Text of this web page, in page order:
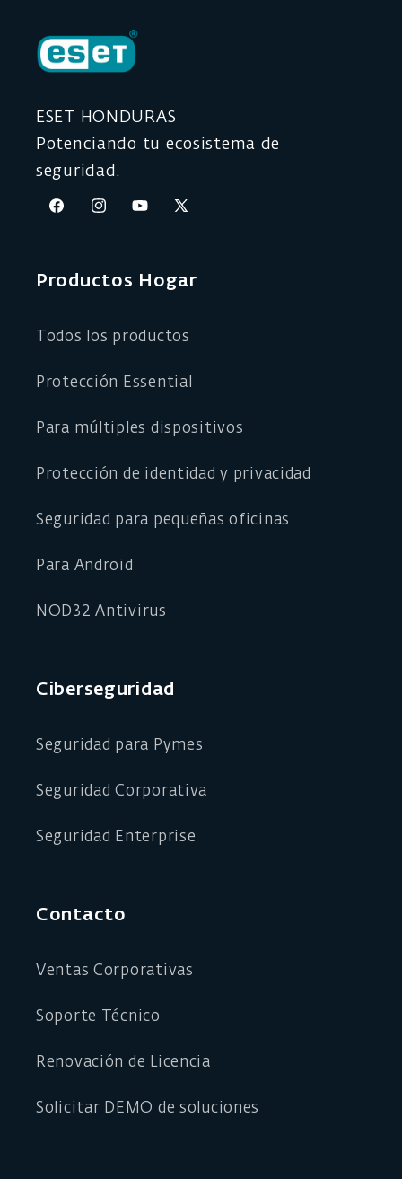
ESET HONDURAS
Potenciando tu ecosistema de
seguridad.
FacebookInstagramYouTube
X
Productos Hogar
Todos los productos
Protección Essential
Para múltiples dispositivos
Protección de identidad y privacidad
Seguridad para pequeñas oficinas
Para Android
NOD32 Antivirus
Ciberseguridad
Seguridad para Pymes
Seguridad Corporativa
Seguridad Enterprise
Contacto
Ventas Corporativas
Soporte Técnico
Renovación de Licencia
Solicitar DEMO de soluciones